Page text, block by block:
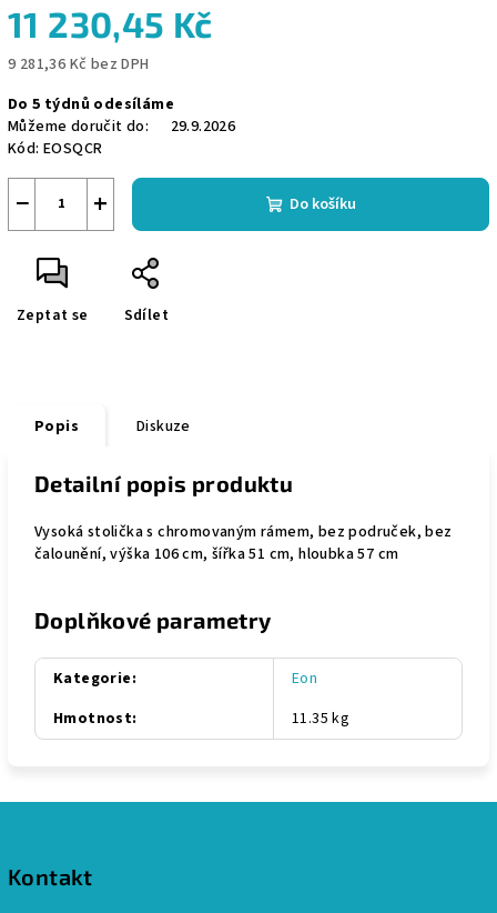
11 230,45 Kč
9 281,36 Kč bez DPH
cena:
Do 5 týdnů odesíláme
Můžeme doručit do:
29.9.2026
Kód: EOSQCR
+
− Do košíku
Zeptat se Sdílet
Popis Diskuze
Detailní popis produktu
Vysoká stolička s chromovaným rámem, bez područek, bez
čalounění, výška 106 cm, šířka 51 cm, hloubka 57 cm
Doplňkové parametry
Kategorie:
Eon
Hmotnost: 11.35 kg
pKontakt